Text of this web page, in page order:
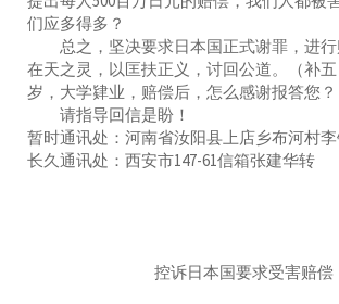
们应多得多？
总之，坚决要求日本国正式谢罪，进行
在天之灵，以匡扶正义，讨回公道。（补
岁，大学肄业，赔偿后，怎么感谢报答您？
请指导回信是盼！
暂时通讯处：河南省汝阳县上店乡布河村
长久通讯处：西安市147-61信箱张建华转
控诉日本国要求受害赔偿